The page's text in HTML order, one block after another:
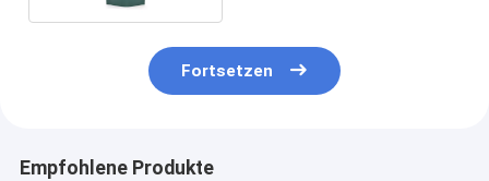
Fortsetzen
Empfohlene Produkte